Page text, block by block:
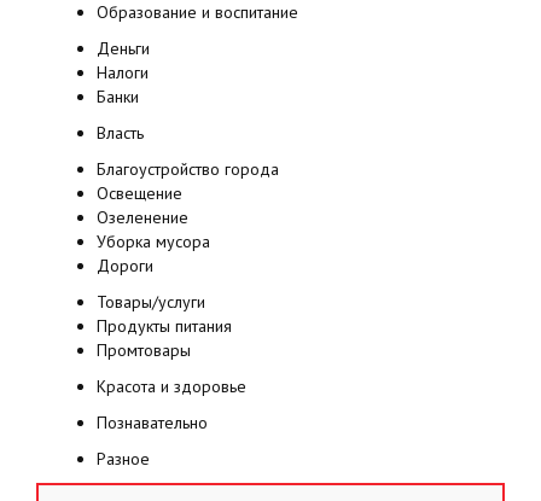
Образование и воспитание
Деньги
Налоги
Банки
Власть
Благоустройство города
Освещение
Озеленение
Уборка мусора
Дороги
Товары/услуги
Продукты питания
Промтовары
Красота и здоровье
Познавательно
Разное